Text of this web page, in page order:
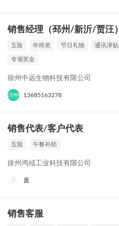
销售经理（邳州/新沂/贾汪）
五险 年终奖 节日礼物 通讯津贴
专项奖金
徐州中远生物科技有限公司
13685163278
销售代表/客户代表
五险 午餐补助
徐州鸿祯工业科技有限公司
庞
销售客服